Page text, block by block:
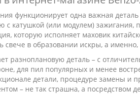
функционирует одна важная деталь
с катушкой (или модулем) зажигания,
которую исполняет маховик
свече в образовании искры, а
разноплановую деталь – с
для пил популярных и менее
детали, процедуре замены и
– не так страшна, а посредством